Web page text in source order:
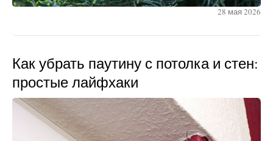
28 мая 2026
Как убрать паутину с потолка и стен:
простые лайфхаки